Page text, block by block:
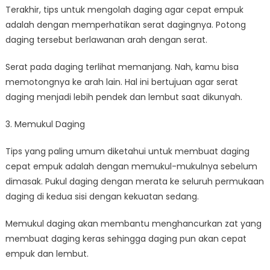
Terakhir, tips untuk mengolah daging agar cepat empuk
adalah dengan memperhatikan serat dagingnya. Potong
daging tersebut berlawanan arah dengan serat.
Serat pada daging terlihat memanjang. Nah, kamu bisa
memotongnya ke arah lain. Hal ini bertujuan agar serat
daging menjadi lebih pendek dan lembut saat dikunyah.
3. Memukul Daging
Tips yang paling umum diketahui untuk membuat daging
cepat empuk adalah dengan memukul-mukulnya sebelum
dimasak. Pukul daging dengan merata ke seluruh permukaan
daging di kedua sisi dengan kekuatan sedang.
Memukul daging akan membantu menghancurkan zat yang
membuat daging keras sehingga daging pun akan cepat
empuk dan lembut.